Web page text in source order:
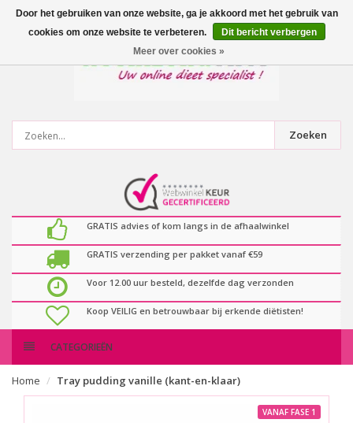
0artikelen
Zoeken
GRATIS advies of kom langs in de afhaalwinkel
GRATIS verzending per pakket vanaf €59
Voor 12.00 uur besteld, dezelfde dag verzonden
Koop VEILIG en betrouwbaar bij erkende diëtisten!
CATEGORIEËN
Home Tray pudding vanille (kant-en-klaar)
VANAF FASE 1
Door het gebruiken van onze website, ga je akkoord met het gebruik van
cookies om onze website te verbeteren.
Dit bericht verbergen
Meer over cookies »